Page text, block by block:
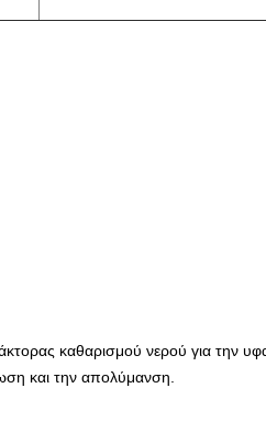
καθαρισμού νερού για την
και την απολύμανση.